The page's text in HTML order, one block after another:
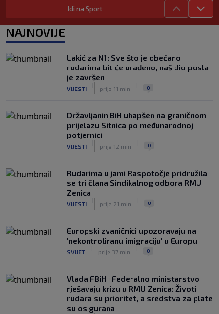
NOGOMET
Kerim Alajbegović tek stigao, a legende
Juventusa već oduševljene: "Može biti
okosnica tima"
NOGOMET
|
prije 3 h 0
Idi na Sport
NAJNOVIJE
Lakić za N1: Sve što je obećano
rudarima bit će urađeno, naš dio posla
je završen
VIJESTI prije 11 min 0
Državljanin BiH uhapšen na graničnom
prijelazu Sitnica po međunarodnoj
potjernici
VIJESTI prije 12 min 0
Rudarima u jami Raspotočje pridružila
se tri člana Sindikalnog odbora RMU
Zenica
VIJESTI prije 21 min 0
Europski zvaničnici upozoravaju na
'nekontroliranu imigraciju' u Europu
SVIJET prije 37 min 0
Vlada FBiH i Federalno ministarstvo
rješavaju krizu u RMU Zenica: Životi
rudara su prioritet, a sredstva za plate
su osigurana